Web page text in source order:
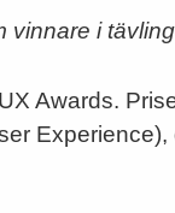
i
Awards.